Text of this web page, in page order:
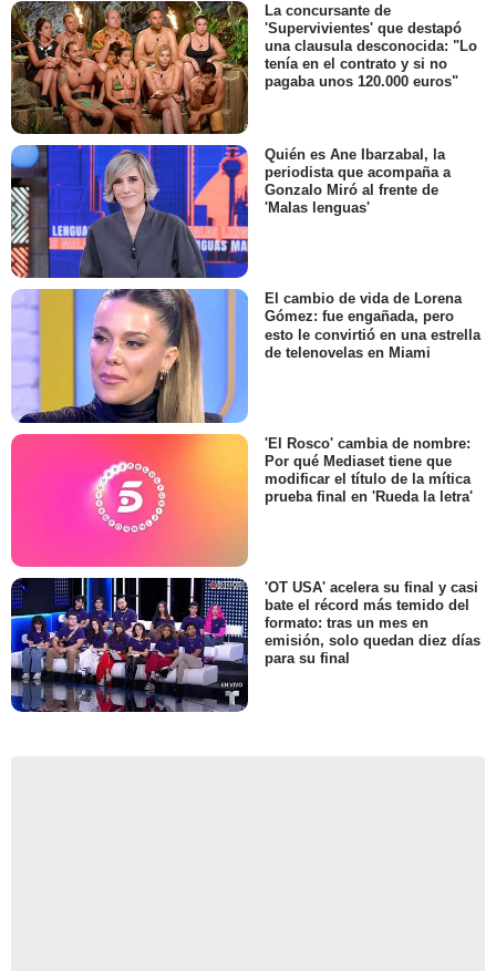
La concursante de
'Supervivientes' que destapó
una clausula desconocida: "Lo
tenía en el contrato y si no
pagaba unos 120.000 euros"
Quién es Ane Ibarzabal, la
periodista que acompaña a
Gonzalo Miró al frente de
'Malas lenguas'
El cambio de vida de Lorena
Gómez: fue engañada, pero
esto le convirtió en una estrella
de telenovelas en Miami
'El Rosco' cambia de nombre:
Por qué Mediaset tiene que
modificar el título de la mítica
prueba final en 'Rueda la letra'
'OT USA' acelera su final y casi
bate el récord más temido del
formato: tras un mes en
emisión, solo quedan diez días
para su final